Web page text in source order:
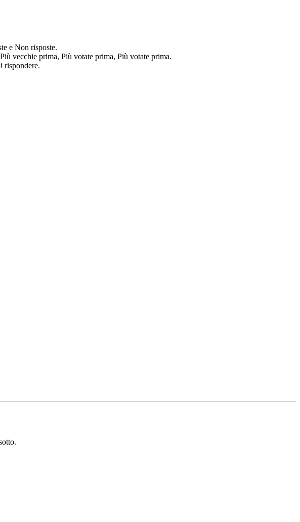
e Non risposte.
vecchie prima, Più votate prima, Più votate prima.
rispondere.